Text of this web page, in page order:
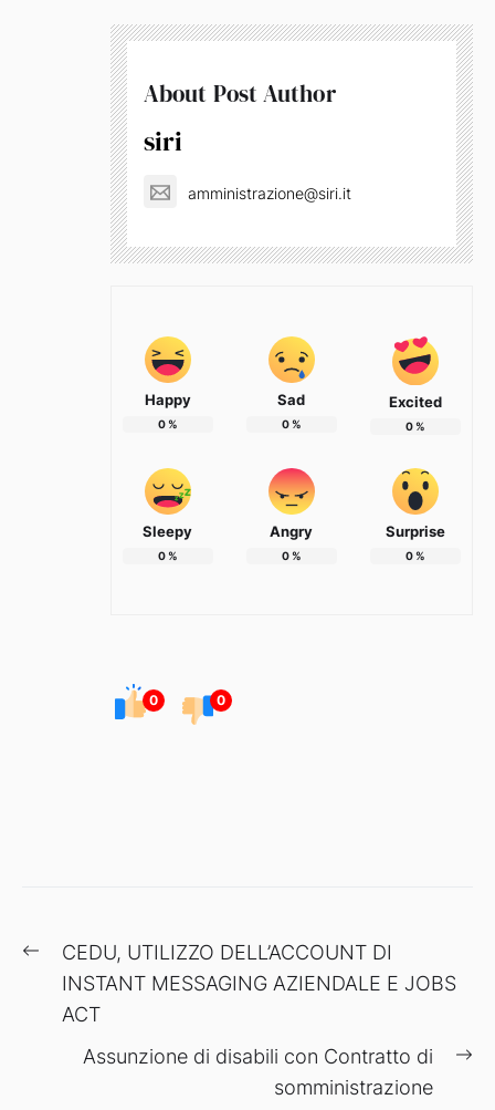
About Post Author
siri
amministrazione@siri.it
Happy
0%
Sad
0%
Excited
0%
Sleepy
0%
Angry
0%
Surprise
0%
0 0
Navigazione
articoli
Previous
post:
CEDU, UTILIZZO DELL’ACCOUNT DI
INSTANT MESSAGING AZIENDALE E JOBS
ACT
Assunzione di disabili con Contratto di
somministrazione